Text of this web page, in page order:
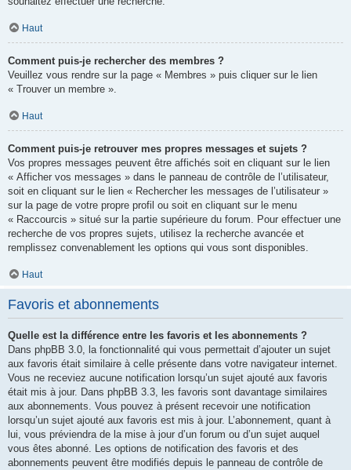
Haut
Comment puis-je rechercher des membres ?
Veuillez vous rendre sur la page « Membres » puis cliquer sur le lien
« Trouver un membre ».
Haut
Comment puis-je retrouver mes propres messages et sujets ?
Vos propres messages peuvent être affichés soit en cliquant sur le lien
« Afficher vos messages » dans le panneau de contrôle de l’utilisateur,
soit en cliquant sur le lien « Rechercher les messages de l’utilisateur »
sur la page de votre propre profil ou soit en cliquant sur le menu
« Raccourcis » situé sur la partie supérieure du forum. Pour effectuer une
recherche de vos propres sujets, utilisez la recherche avancée et
remplissez convenablement les options qui vous sont disponibles.
Haut
Favoris et abonnements
Quelle est la différence entre les favoris et les abonnements ?
Dans phpBB 3.0, la fonctionnalité qui vous permettait d’ajouter un sujet
aux favoris était similaire à celle présente dans votre navigateur internet.
Vous ne receviez aucune notification lorsqu’un sujet ajouté aux favoris
était mis à jour. Dans phpBB 3.3, les favoris sont davantage similaires
aux abonnements. Vous pouvez à présent recevoir une notification
lorsqu’un sujet ajouté aux favoris est mis à jour. L’abonnement, quant à
lui, vous préviendra de la mise à jour d’un forum ou d’un sujet auquel
vous êtes abonné. Les options de notification des favoris et des
abonnements peuvent être modifiés depuis le panneau de contrôle de